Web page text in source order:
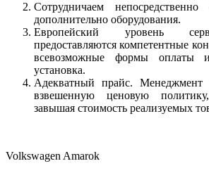
Сотрудничаем непосредственно
дополнительно оборудования.
Европейский уровень
предоставляются компетентные
всевозможные формы оплаты и
установка.
Адекватный прайс. Менеджмент
взвешенную ценовую
завышая стоимость реализуемых
Volkswagen Amarok